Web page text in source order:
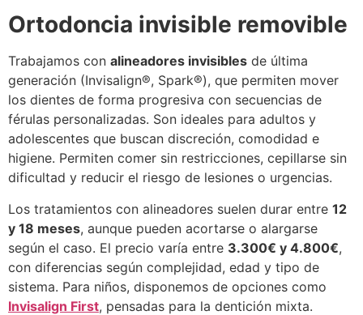
Ortodoncia invisible removible
Trabajamos con alineadores invisibles de última
generación (Invisalign®, Spark®), que permiten mover
los dientes de forma progresiva con secuencias de
férulas personalizadas. Son ideales para adultos y
adolescentes que buscan discreción, comodidad e
higiene. Permiten comer sin restricciones, cepillarse sin
dificultad y reducir el riesgo de lesiones o urgencias.
Los tratamientos con alineadores suelen durar entre 12
y 18 meses, aunque pueden acortarse o alargarse
según el caso. El precio varía entre 3.300€ y 4.800€,
con diferencias según complejidad, edad y tipo de
sistema. Para niños, disponemos de opciones como
Invisalign First, pensadas para la dentición mixta.